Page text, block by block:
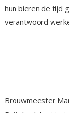
hun bieren de tijd
verantwoord
Brouwmeester